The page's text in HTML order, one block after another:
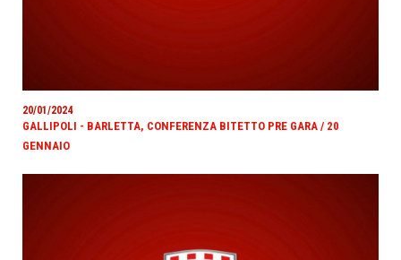
20/01/2024
GALLIPOLI - BARLETTA, CONFERENZA BITETTO PRE GARA / 20
GENNAIO